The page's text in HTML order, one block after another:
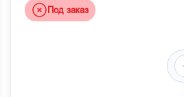
Под заказ